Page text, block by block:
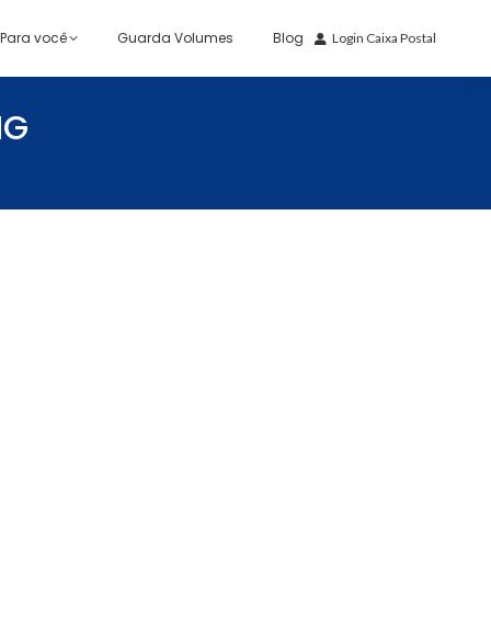
Para você Guarda Volumes Blog Login Caixa Postal